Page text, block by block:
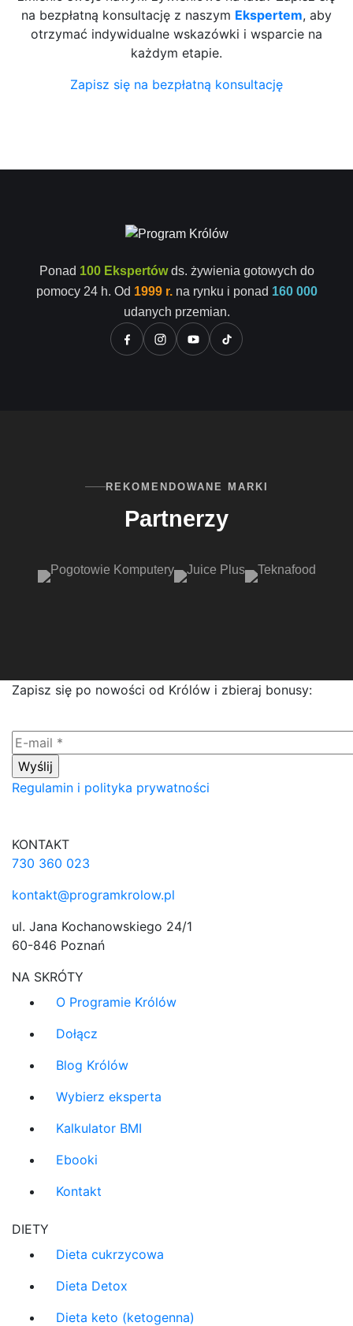
na bezpłatną konsultację z naszym Ekspertem, aby
otrzymać indywidualne wskazówki i wsparcie na
każdym etapie.
Zapisz się na bezpłatną konsultację
Ponad 100 Ekspertówds. żywienia gotowych do
pomocy 24 h. Od 1999 r.na rynku i ponad 160 000
udanych przemian.
REKOMENDOWANE MARKI
Partnerzy
Zapisz się po nowości od Królów i zbieraj bonusy:
Regulamin i polityka prywatności
KONTAKT
730 360 023
kontakt@programkrolow.pl
ul. Jana Kochanowskiego 24/1
60-846 Poznań
NA SKRÓTY
O Programie Królów
Dołącz
Blog Królów
Wybierz eksperta
Kalkulator BMI
Ebooki
Kontakt
DIETY
Dieta cukrzycowa
Dieta Detox
Dieta keto (ketogenna)